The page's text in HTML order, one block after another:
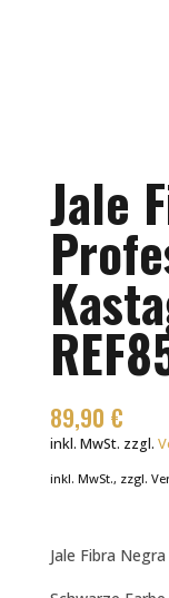
Jale
89,90 €
inkl. MwSt. zzgl.
inkl. MwSt., zzgl.
Jale Fibra